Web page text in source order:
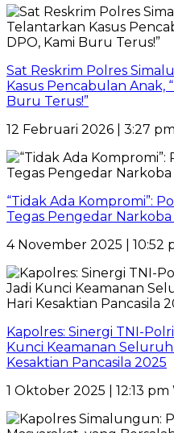
Sat Reskrim Polres
Kasus Pencabulan Anak,
Buru Terus!”
12 Februari 2026 | 3:27
“Tidak Ada Kompromi”:
Tegas Pengedar Narkoba
4 November 2025 | 10:52
Kapolres: Sinergi TNI-
Kunci Keamanan
Kesaktian Pancasila 2025
1 Oktober 2025 | 12:13 pm